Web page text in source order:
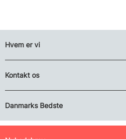
Hvem er vi
Kontakt os
Danmarks Bedste